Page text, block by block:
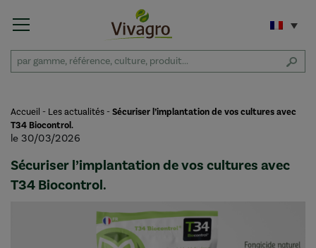
Accueil - Les actualités -Sécuriser l’implantation de vos cultures avec
T34 Biocontrol.
le 30/03/2026
Sécuriser l’implantation de vos cultures avec
T34 Biocontrol.